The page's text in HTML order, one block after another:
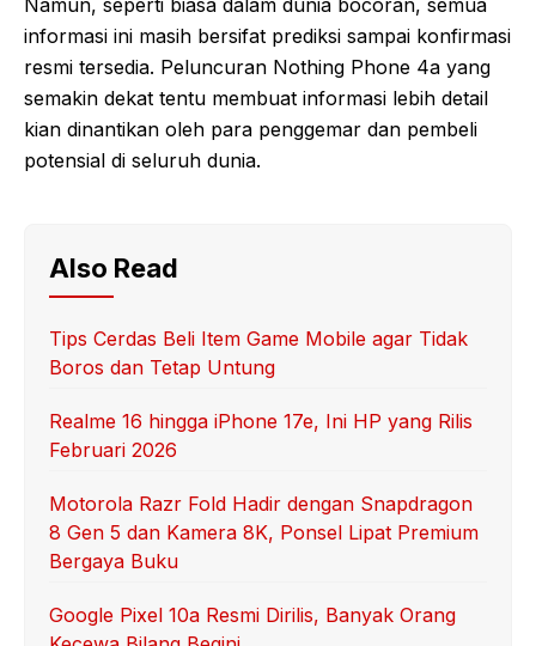
informasi ini masih bersifat prediksi sampai konfirmasi
resmi tersedia. Peluncuran Nothing Phone 4a yang
semakin dekat tentu membuat informasi lebih detail
kian dinantikan oleh para penggemar dan pembeli
potensial di seluruh dunia.
Also Read
Tips Cerdas Beli Item Game Mobile agar Tidak
Boros dan Tetap Untung
Realme 16 hingga iPhone 17e, Ini HP yang Rilis
Februari 2026
Motorola Razr Fold Hadir dengan Snapdragon
8 Gen 5 dan Kamera 8K, Ponsel Lipat Premium
Bergaya Buku
Google Pixel 10a Resmi Dirilis, Banyak Orang